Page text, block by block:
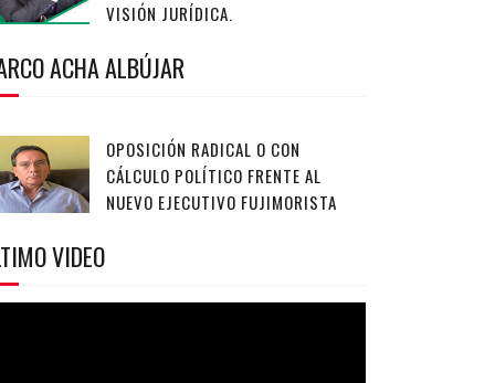
VISIÓN JURÍDICA.
ACHA ALBÚJAR
OPOSICIÓN RADICAL O CON
CÁLCULO POLÍTICO FRENTE AL
NUEVO EJECUTIVO FUJIMORISTA
VIDEO